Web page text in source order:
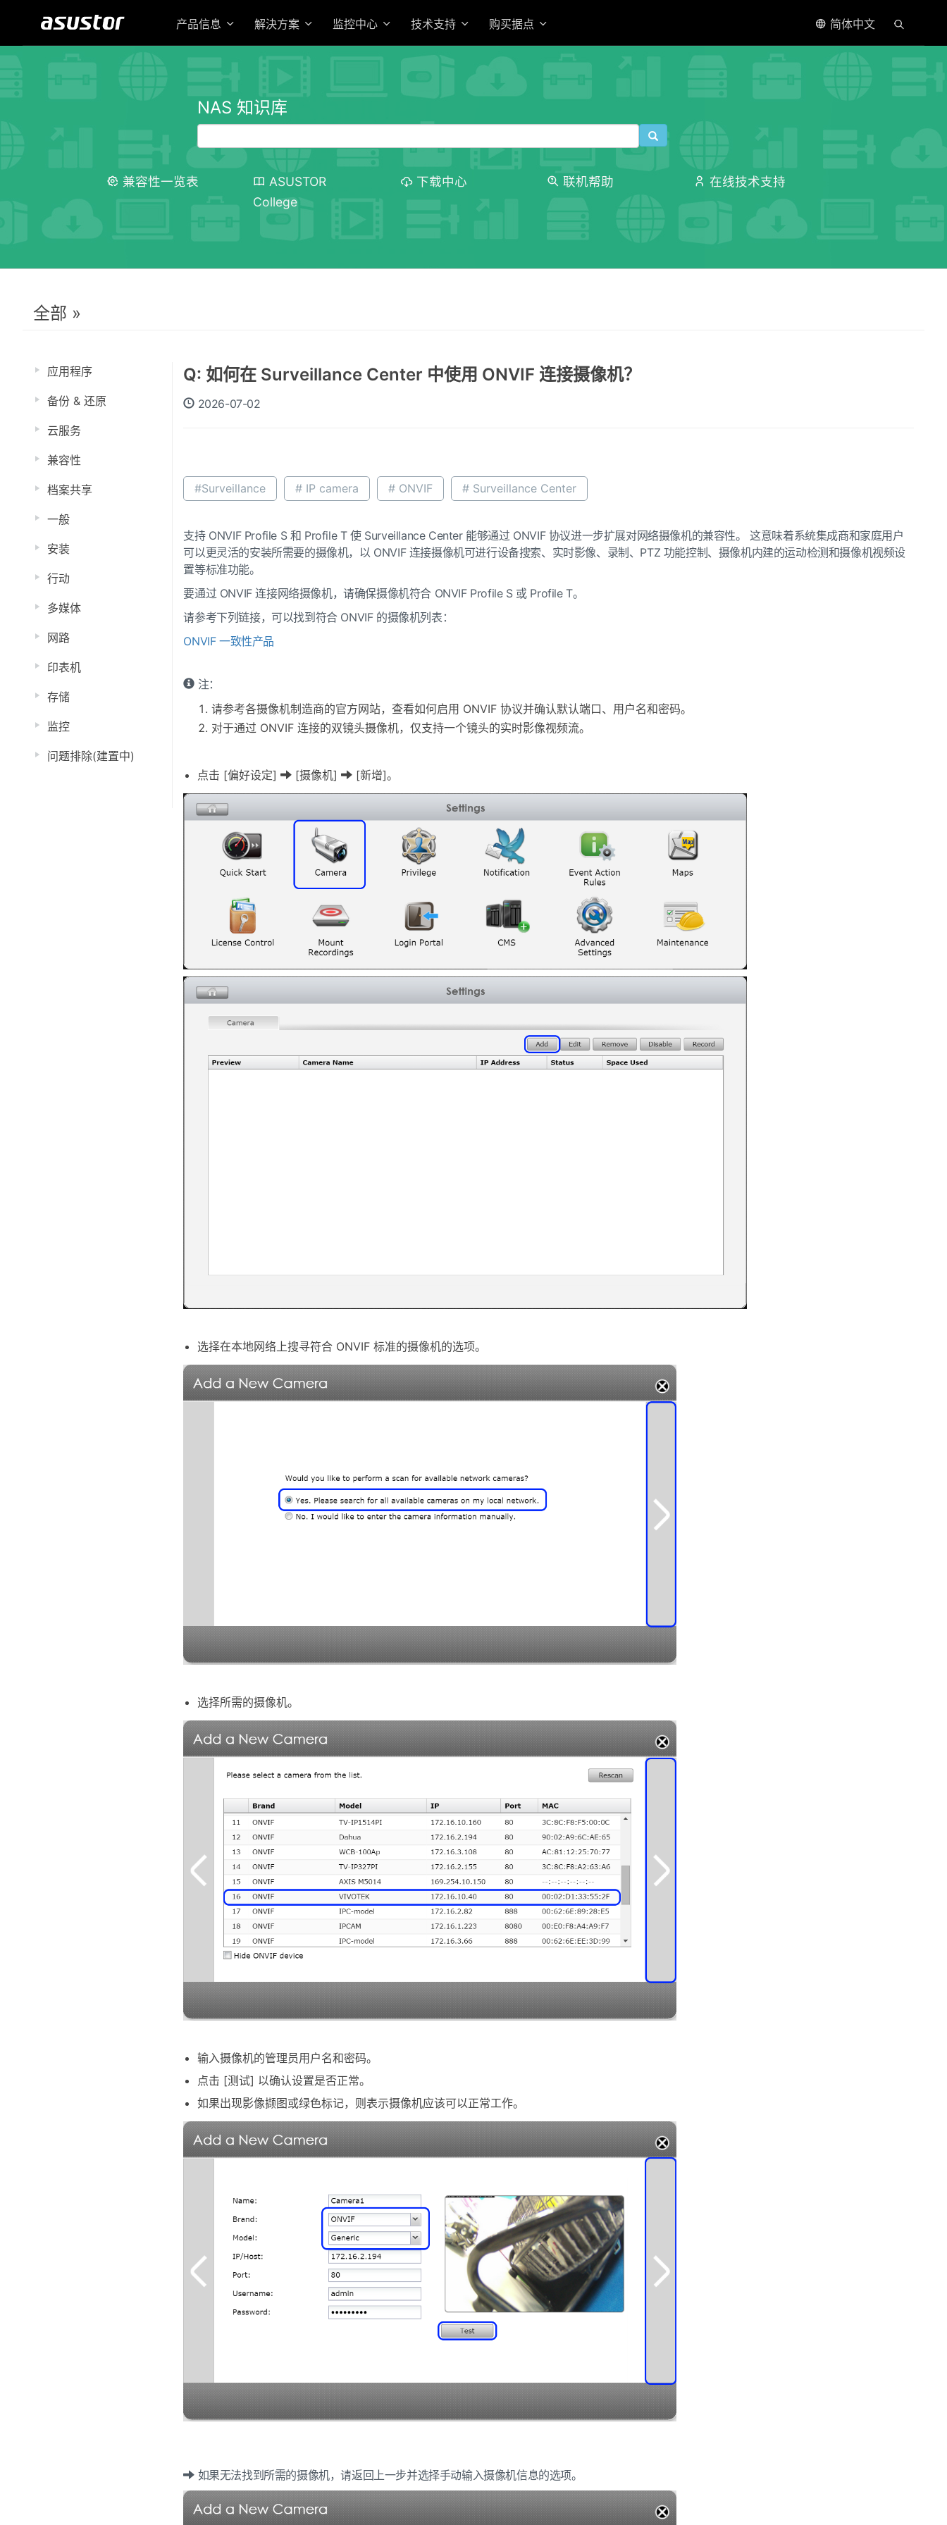
产品信息 解決方案 监控中心 技术支持 购买据点 简体中文
NAS 知识库
兼容性一览表
ASUSTOR
College
下载中心 联机帮助 在线技术支持
全部 »
应用程序
备份 & 还原
云服务
兼容性
档案共享
一般
安装
行动
多媒体
网路
印表机
存储
监控
问题排除(建置中)
Q: 如何在 Surveillance Center 中使用 ONVIF 连接摄像机？
2026-07-02
#Surveillance # IP camera # ONVIF # Surveillance Center
支持 ONVIF Profile S 和 Profile T 使 Surveillance Center 能够通过 ONVIF 协议进一步扩展对网络摄像机的兼容性。 这意味着系统集成商和家庭用户
可以更灵活的安装所需要的摄像机，以 ONVIF 连接摄像机可进行设备搜索、实时影像、录制、PTZ 功能控制、摄像机内建的运动检测和摄像机视频设
置等标准功能。
要通过 ONVIF 连接网络摄像机，请确保摄像机符合 ONVIF Profile S 或 Profile T。
请参考下列链接，可以找到符合 ONVIF 的摄像机列表：
ONVIF 一致性产品
注：
请参考各摄像机制造商的官方网站，查看如何启用 ONVIF 协议并确认默认端口、用户名和密码。
对于通过 ONVIF 连接的双镜头摄像机，仅支持一个镜头的实时影像视频流。
点击 [偏好设定] [摄像机] [新增]。
选择在本地网络上搜寻符合 ONVIF 标准的摄像机的选项。
选择所需的摄像机。
输入摄像机的管理员用户名和密码。
点击 [测试] 以确认设置是否正常。
如果出现影像撷图或绿色标记，则表示摄像机应该可以正常工作。
如果无法找到所需的摄像机，请返回上一步并选择手动输入摄像机信息的选项。